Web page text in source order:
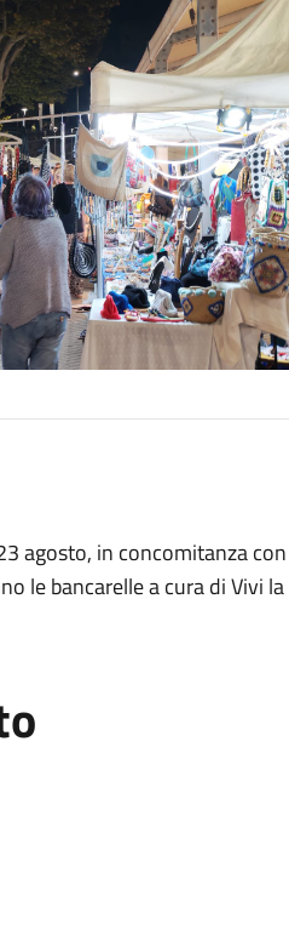
agosto, in concomitanza con
le bancarelle a cura di Vivi